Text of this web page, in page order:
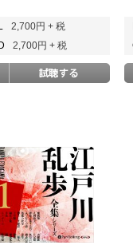
2,700円 + 税
2,700円 + 税